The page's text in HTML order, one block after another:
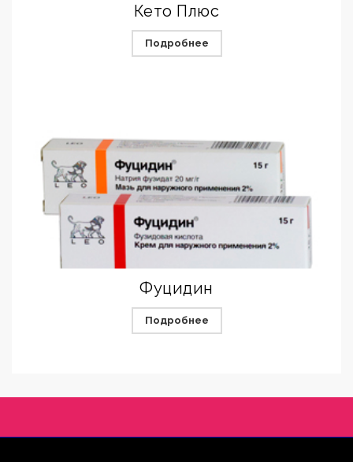
Кето Плюс
Подробнее
Фуцидин
Подробнее